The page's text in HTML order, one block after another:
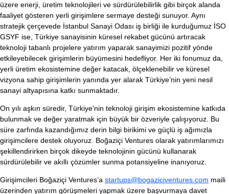
üzere enerji, üretim teknolojileri ve sürdürülebilirlik gibi birçok alanda
faaliyet gösteren yerli girişimlere sermaye desteği sunuyor. Aynı
stratejik çerçevede İstanbul Sanayi Odası iş birliği ile kurduğumuz İSO
GSYF ise, Türkiye sanayisinin küresel rekabet gücünü artıracak
teknoloji tabanlı projelere yatırım yaparak sanayimizi pozitif yönde
etkileyebilecek girişimlerin büyümesini hedefliyor. Her iki fonumuz da,
yerli üretim ekosistemine değer katacak, ölçeklenebilir ve küresel
vizyona sahip girişimlerin yanında yer alarak Türkiye’nin yeni nesil
sanayi altyapısına katkı sunmaktadır.
On yılı aşkın süredir, Türkiye'nin teknoloji girişim ekosistemine katkıda
bulunmak ve değer yaratmak için büyük bir özveriyle çalışıyoruz. Bu
süre zarfında kazandığımız derin bilgi birikimi ve güçlü iş ağımızla
girişimcilere destek oluyoruz. Boğaziçi Ventures olarak yatırımlarımızı
şekillendirirken birçok dikeyde teknolojinin gücünü kullanarak
sürdürülebilir ve akıllı çözümler sunma potansiyeline inanıyoruz.
Girişimcileri Boğaziçi Ventures’a startups@bogaziciventures.com maili
üzerinden yatırım görüşmeleri yapmak üzere başvurmaya davet